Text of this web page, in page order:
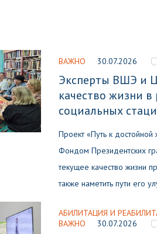
ВАЖНО 30.07.2026
Эксперты ВШЭ и
качество жизни в
социальных
Проект «Путь к
Фондом Президентских
текущее качество жизни
также наметить пути его
АБИЛИТАЦИЯ И
ВАЖНО
30.07.2026